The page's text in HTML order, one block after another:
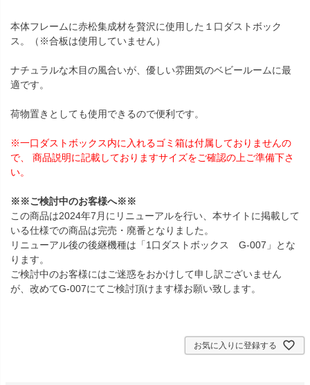
本体フレームに赤松集成材を贅沢に使用した１口ダストボック
ス。（※合板は使用していません）
ナチュラルな木目の風合いが、優しい雰囲気のベビールームに最
適です。
荷物置きとしても使用できるので便利です。
※一口ダストボックス内に入れるゴミ箱は付属しておりませんの
で、 商品説明に記載しておりますサイズをご確認の上ご準備下さ
い。
※※ご検討中のお客様へ※※
この商品は2024年7月にリニューアルを行い、本サイトに掲載して
いる仕様での商品は完売・廃番となりました。
リニューアル後の後継機種は「1口ダストボックス G-007」とな
ります。
ご検討中のお客様にはご迷惑をおかけして申し訳ございません
が、改めてG-007にてご検討頂けます様お願い致します。
お気に入りに登録する